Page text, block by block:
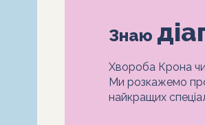
Знаю
Хвороба Крона
Ми розкажемо
найкращих